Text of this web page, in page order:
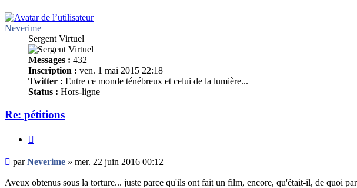
Neverime
Sergent Virtuel
Messages : 432
Inscription : ven. 1 mai 2015 22:18
Twitter : Entre ce monde ténébreux et celui de la lumière...
Status : Hors-ligne
Re: pétitions
Message
non
lu
parNeverime » mer. 22 juin 2016 00:12
Aveux obtenus sous la torture... juste parce qu'ils ont fait un film, encore, qu'était-il, de quoi